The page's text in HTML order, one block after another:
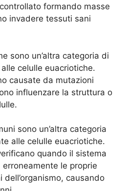
formando masse
invadere tessuti sani
sono un’altra categoria di
celulle euacriotiche.
causate da mutazioni
influenzare la struttura o
sono un’altra categoria
alle celulle euacriotiche.
quando il sistema
le proprie
causando